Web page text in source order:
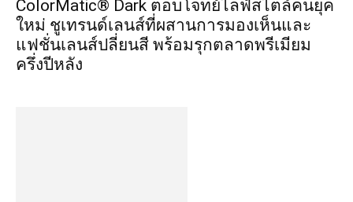
ColorMatic® Dark ตอบโจทย์ไลฟ์สไตล์คนยุค
ใหม่ ชูเทรนด์เลนส์ที่ผสานการมองเห็นและ
แฟชั่นเลนส์ปลี่ยนสี พร้อมรุกตลาดพรีเมียม
ครึ่งปีหลัง